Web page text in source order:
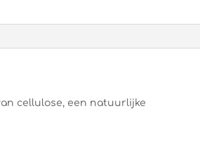
cellulose, een natuurlijke